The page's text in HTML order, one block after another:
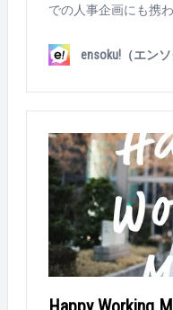
nbsp; Q：働き続けて
しょうか。また、娘
以外に信頼できる人
夕食は曜日ごとに決
き、（火）週末の作
食、（木）オリジン
&nbsp; Q：育児と仕
いうと？ 家族が健
は何でも良い！
まで！ 次の「Happy
での人事企画にも携
齢：34歳 社会人暦：12年目（エン・ジャパン暦12年
目） 家族構成：夫、娘4歳、息子2歳 勤務時間:9:0
すが、現在は、最近
「アシスタントチー
ます。新しい取り組
成、仕組みづくり…
チームは10名くらい
れて仕事をしていま
な仕事も任されるこ
を引き継ぎつつ、事
す。 &nbsp; &nbsp;
ける選択をしたのは
ensoku!（エンソ